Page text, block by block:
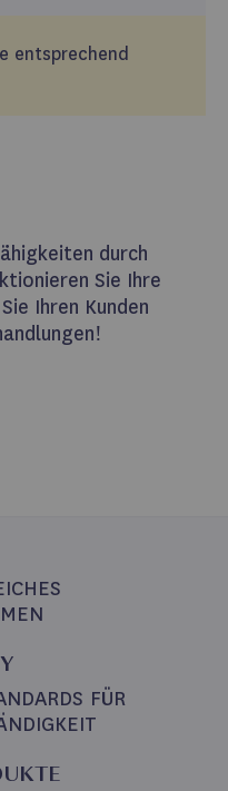
entsprechend
durch
Sie Ihre
Ihren Kunden
FÜR